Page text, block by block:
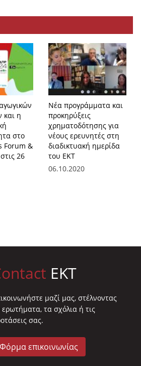
και η
στο
Forum &
26
Νέα προγράμματα και
προκηρύξεις
χρηματοδότησης για
νέους ερευνητές στη
διαδικτυακή ημερίδα
του ΕΚΤ
06.10.2020
EKT
μαζί μας, στέλνοντας
ερωτήματα, τα σχόλια ή τις
σας.
Φόρμα επικοινωνίας